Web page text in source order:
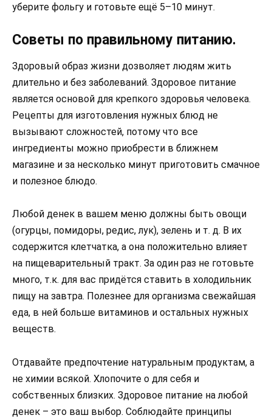
уберите фольгу и готовьте ещё 5–10 минут.
Советы по правильному питанию.
Здоровый образ жизни дозволяет людям жить
длительно и без заболеваний. Здоровое питание
является основой для крепкого здоровья человека.
Рецепты для изготовления нужных блюд не
вызывают сложностей, потому что все
ингредиенты можно приобрести в ближнем
магазине и за несколько минут приготовить смачное
и полезное блюдо.
Любой денек в вашем меню должны быть овощи
(огурцы, помидоры, редис, лук), зелень и т. д. В их
содержится клетчатка, а она положительно влияет
на пищеварительный тракт. За один раз не готовьте
много, т.к. для вас придётся ставить в холодильник
пищу на завтра. Полезнее для организма свежайшая
еда, в ней больше витаминов и остальных нужных
веществ.
Отдавайте предпочтение натуральным продуктам, а
не химии всякой. Хлопочите о для себя и
собственных близких. Здоровое питание на любой
денек – это ваш выбор. Соблюдайте принципы